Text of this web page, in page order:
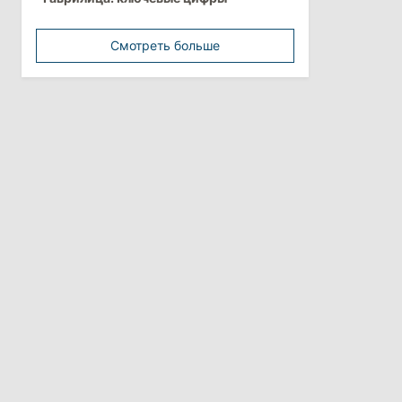
минимальной зарплатой
Политика
Анна Ревенко уходит с поста главы
Смотреть больше